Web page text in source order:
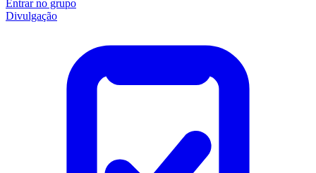
Entrar no grupo
Divulgação